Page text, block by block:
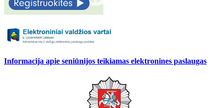
Informacija apie seniūnijos teikiamas elektronines paslaugas